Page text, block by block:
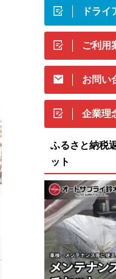
ドライ
ご利用
お問い
企業理
ふるさと納税
ット